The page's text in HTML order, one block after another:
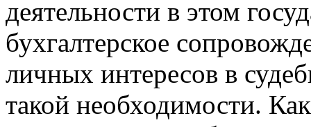
деятельности в этом
бухгалтерское
личных интересов в
такой необходимости.